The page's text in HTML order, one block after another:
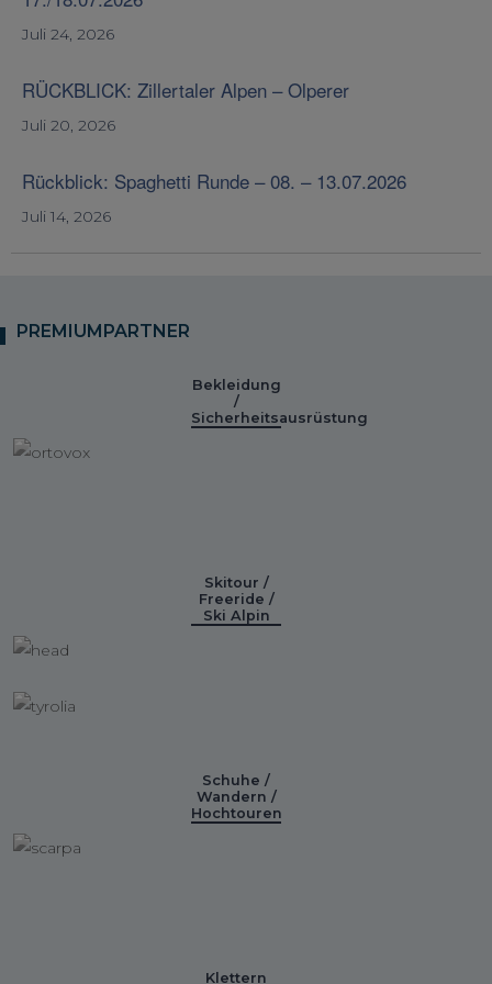
Juli 24, 2026
RÜCKBLICK: Zillertaler Alpen – Olperer
Juli 20, 2026
Rückblick: Spaghetti Runde – 08. – 13.07.2026
Juli 14, 2026
PREMIUMPARTNER
Bekleidung
/
Sicherheitsausrüstung
Skitour /
Freeride /
Ski Alpin
Schuhe /
Wandern /
Hochtouren
Klettern